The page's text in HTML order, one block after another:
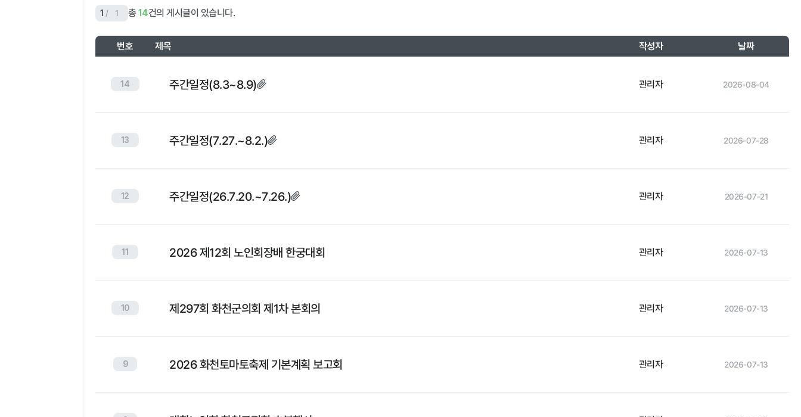
1 / 1 총14건의 게시글이 있습니다.
번호 제목 작성자 날짜
14 주간일정(8.3~8.9) 관리자 2026-08-04
13 주간일정(7.27.~8.2.) 관리자 2026-07-28
12 주간일정(26.7.20.~7.26.) 관리자 2026-07-21
11 2026 제12회 노인회장배 한궁대회 관리자 2026-07-13
10 제297회 화천군의회 제1차 본회의 관리자 2026-07-13
9 2026 화천토마토축제 기본계획 보고회 관리자 2026-07-13